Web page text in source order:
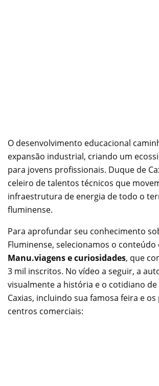
O desenvolvimento educacional
expansão industrial, criando um
para jovens profissionais. Duque de
celeiro de talentos técnicos que
infraestrutura de energia de todo o
fluminense.
Para aprofundar seu conhecimento
Fluminense, selecionamos o conteúdo
Manu.viagens e curiosidades, que
3 mil inscritos. No vídeo a seguir, a
visualmente a história e o cotidiano
Caxias, incluindo sua famosa feira e
centros comerciais: